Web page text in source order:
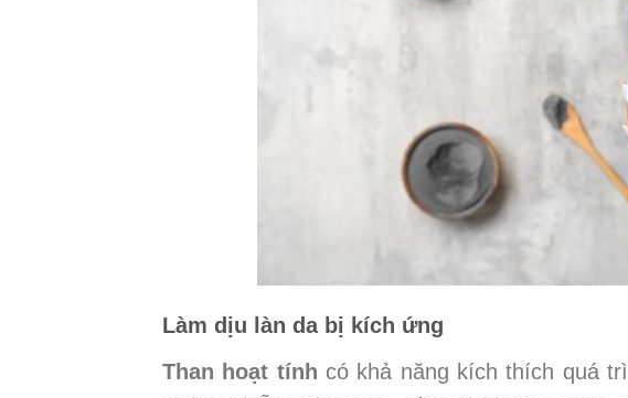
Làm dịu làn da bị kích ứng
Than hoạt tính có khả năng kích thích quá